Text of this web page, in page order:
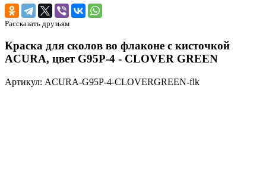
Рассказать друзьям
Краска для сколов во флаконе с кисточкой
ACURA, цвет G95P-4 - CLOVER GREEN
Артикул: ACURA-G95P-4-CLOVERGREEN-flk